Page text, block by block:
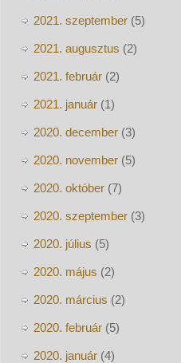
2021. szeptember(5)
2021. augusztus (2)
2021. február(2)
2021. január(1)
2020. december(3)
2020. november(5)
2020. október(7)
2020. szeptember(3)
2020. július (5)
2020. május (2)
2020. március (2)
2020. február(5)
2020. január(4)